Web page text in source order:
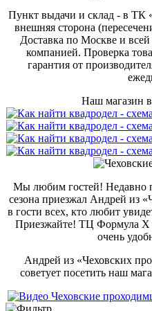
Пункт выдачи и склад - в
внешняя сторона
Доставка по Москве и
компанией. Проверка
гарантия от
Наш магазин
Мы любим гостей! Недавно
сезона приезжал Андрей из
в гости всех, кто любит
Приезжайте! ТЦ Формула
очень
Андрей из «Чеховских
советует посетить наш